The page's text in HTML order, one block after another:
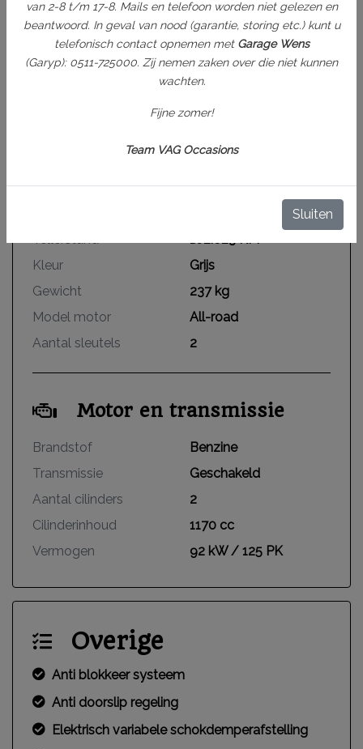
- Minimaal 1/2 tank brandstof
Meer informatie Vanaf € 699,-
Specificaties
Bouwjaar
2017
Tellerstand
102.623 KM
Kleur
Grijs
Gewicht
237 kg
Model motor
All-road
Aantal sleutels
2
Motor en transmissie
Brandstof
Benzine
Transmissie
Geschakeld
Aantal cilinders
2
Cilinderinhoud
1170 cc
Vermogen
92 kW / 125 PK
Overige
Anti blokkeer systeem
Anti doorslip regeling
Elektrisch variabele schokdemperafstelling
van 2-8 t/m 17-8. Mails en telefoon worden niet gelezen en
beantwoord. In geval van nood (garantie, storing etc.) kunt u
telefonisch contact opnemen met Garage Wens
(Garyp): 0511-725000. Zij nemen zaken over die niet kunnen
wachten.
Fijne zomer!
Team VAG Occasions
Sluiten